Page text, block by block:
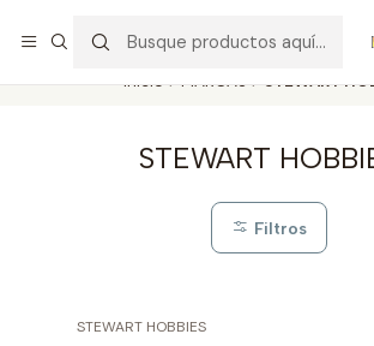
Inicio MARCAS STEWART
STEWART
Filtros
STEWART HOBBIES